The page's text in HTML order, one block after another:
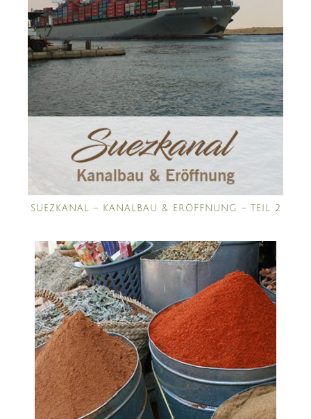
SUEZKANAL – KANALBAU & ERÖFFNUNG – TEIL 2